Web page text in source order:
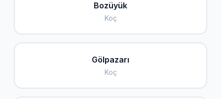
Bozüyük
Koç
Gölpazarı
Koç